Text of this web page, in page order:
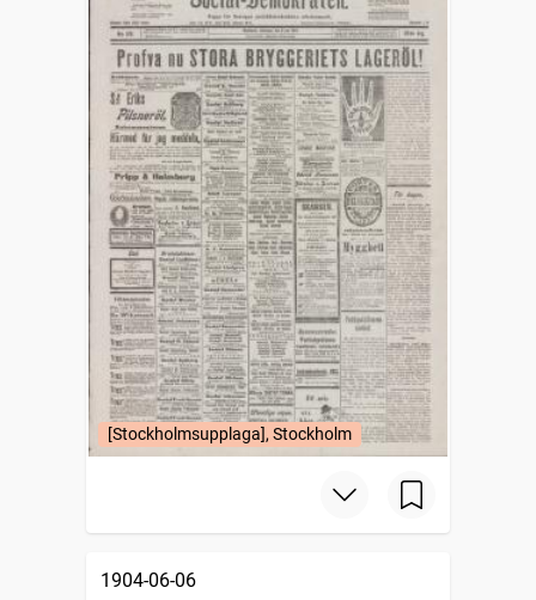
[Stockholmsupplaga], Stockholm
1904-06-06